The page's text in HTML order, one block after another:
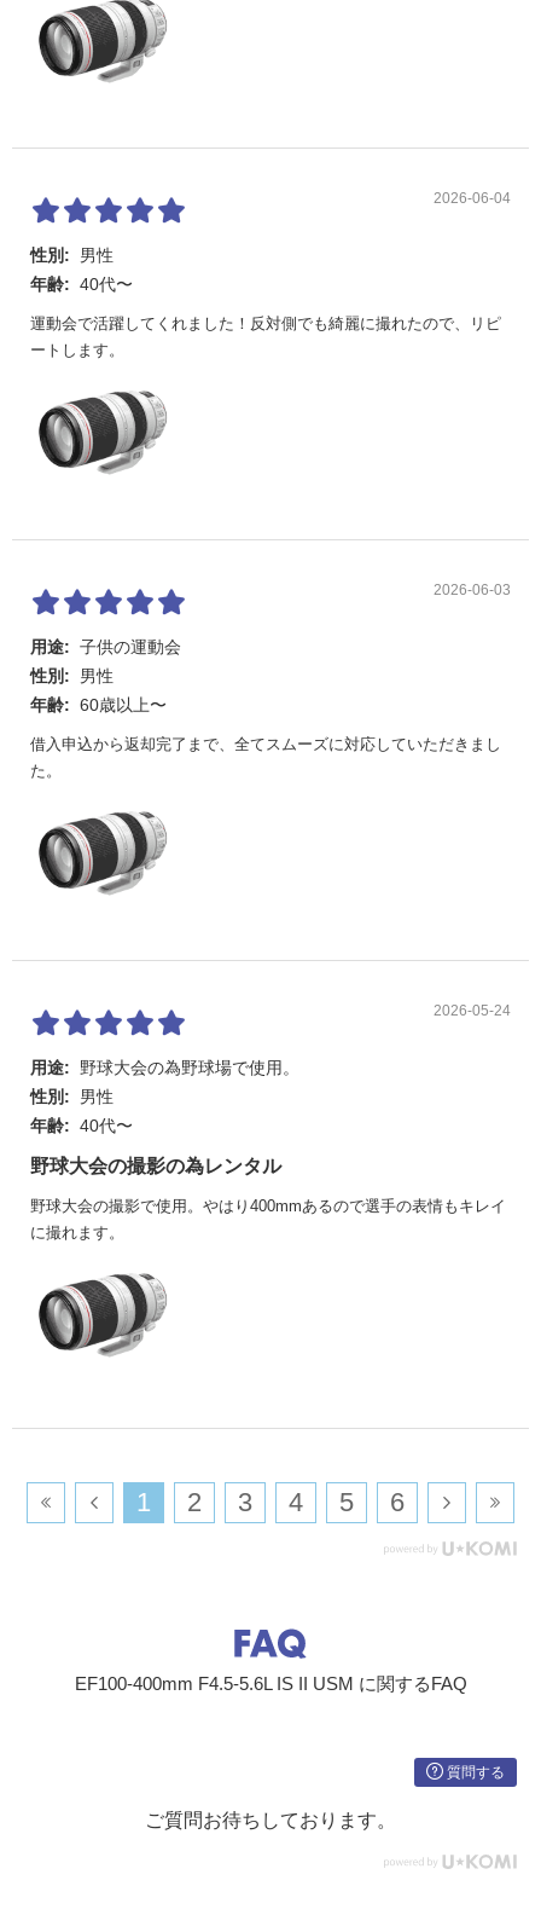
2026-06-04
性別:
男性
年齢: 40代〜
運動会で活躍してくれました！反対側でも綺麗に撮れたので、リピ
ートします。
2026-06-03
用途: 子供の運動会
性別:
男性
年齢: 60歳以上〜
借入申込から返却完了まで、全てスムーズに対応していただきまし
た。
2026-05-24
用途:
野球大会の為野球場で使用。
性別:
男性
年齢: 40代〜
野球大会の撮影の為レンタル
野球大会の撮影で使用。やはり400mmあるので選手の表情もキレイ
に撮れます。
​1 ​2 ​3 ​4 ​5 ​6
EF100-400mm F4.5-5.6L IS II USM に関するFAQ
質問する
ご質問お待ちしております。